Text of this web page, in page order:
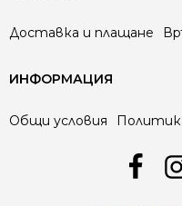
Доставка и плащане
ИНФОРМАЦИЯ
Общи условия